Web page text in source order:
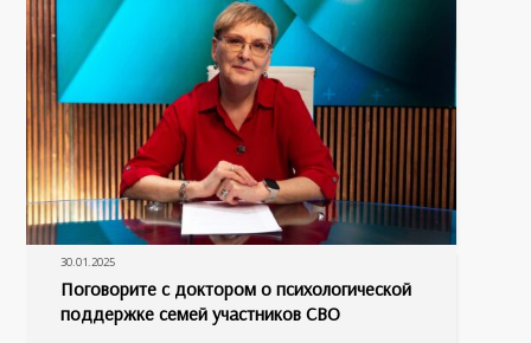
30.01.2025
Поговорите с доктором о психологической
поддержке семей участников СВО